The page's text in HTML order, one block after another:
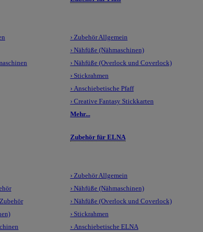
› Zubehör Allgemein
› Nähfüße (Nähmaschinen)
› Nähfüße (Overlock und Coverlock)
› Stickrahmen
› Anschiebetische Pfaff
› Creative Fantasy Stickkarten
Mehr...
Zubehör für ELNA
› Zubehör Allgemein
› Nähfüße (Nähmaschinen)
› Nähfüße (Overlock und Coverlock)
› Stickrahmen
› Anschiebetische ELNA